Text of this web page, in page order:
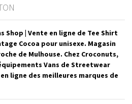
Shop | Vente en ligne de Tee Shirt
Cocoa pour unisexe. Magasin
de Mulhouse. Chez Croconuts,
Vans de Streetwear
ligne des meilleures marques de